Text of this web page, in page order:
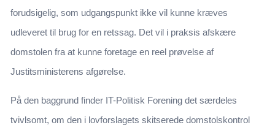
forudsigelig, som udgangspunkt ikke vil kunne kræves
udleveret til brug for en retssag. Det vil i praksis afskære
domstolen fra at kunne foretage en reel prøvelse af
Justitsministerens afgørelse.
På den baggrund finder IT-Politisk Forening det særdeles
tvivlsomt, om den i lovforslagets skitserede domstolskontrol